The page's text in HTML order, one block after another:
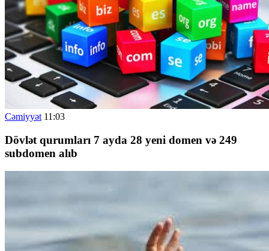
Cəmiyyət 11:03
Dövlət qurumları 7 ayda 28 yeni domen və 249
subdomen alıb